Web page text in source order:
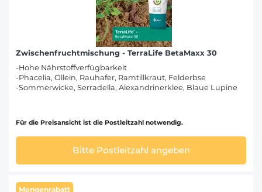
Zwischenfruchtmischung - TerraLife BetaMaxx 30
-Hohe Nährstoffverfügbarkeit
-Phacelia, Öllein, Rauhafer, Ramtillkraut, Felderbse
-Sommerwicke, Serradella, Alexandrinerklee, Blaue Lupine
Für die Preisansicht ist die Postleitzahl notwendig.
Bitte Postleitzahl angeben
Mengenrabatt